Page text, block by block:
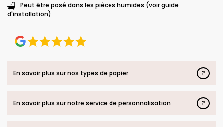
Peut être posé dans les pièces humides (voir guide
d'installation)
En savoir plus sur nos types de papier ?
En savoir plus sur notre service de personnalisation ?